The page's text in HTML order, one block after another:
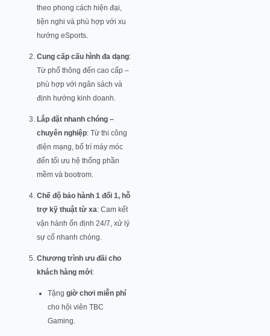
theo phong cách hiện đại,
tiện nghi và phù hợp với xu
hướng eSports.
Cung cấp cấu hình đa dạng:
Từ phổ thông đến cao cấp –
phù hợp với ngân sách và
định hướng kinh doanh.
Lắp đặt nhanh chóng –
chuyên nghiệp: Từ thi công
điện mạng, bố trí máy móc
đến tối ưu hệ thống phần
mềm và bootrom.
Chế độ bảo hành 1 đổi 1, hỗ
trợ kỹ thuật từ xa: Cam kết
vận hành ổn định 24/7, xử lý
sự cố nhanh chóng.
Chương trình ưu đãi cho
khách hàng mới:
Tặng giờ chơi miễn phí
cho hội viên TBC
Gaming.